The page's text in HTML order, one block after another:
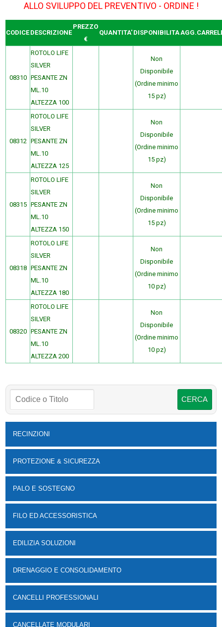
ALLO SVILUPPO DEL PREVENTIVO - ORDINE !
CODICEDESCRIZIONE
PREZZO
€
QUANTITA' DISPONIBILITA
08310
ROTOLO LIFE
SILVER
PESANTE ZN
ML.10
ALTEZZA 100
Non
Disponibile
(Ordine minimo
15 pz)
08312
ROTOLO LIFE
SILVER
PESANTE ZN
ML.10
ALTEZZA 125
Non
Disponibile
(Ordine minimo
15 pz)
08315
ROTOLO LIFE
SILVER
PESANTE ZN
ML.10
ALTEZZA 150
Non
Disponibile
(Ordine minimo
15 pz)
08318
ROTOLO LIFE
SILVER
PESANTE ZN
ML.10
ALTEZZA 180
Non
Disponibile
(Ordine minimo
10 pz)
08320
ROTOLO LIFE
SILVER
PESANTE ZN
ML.10
ALTEZZA 200
Non
Disponibile
(Ordine minimo
10 pz)
RECINZIONI
PROTEZIONE & SICUREZZA
PALO E SOSTEGNO
FILO ED ACCESSORISTICA
EDILIZIA SOLUZIONI
DRENAGGIO E CONSOLIDAMENTO
CANCELLI PROFESSIONALI
CANCELLATE MODULARI